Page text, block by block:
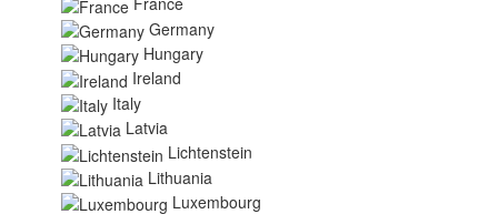
Germany
Hungary
Ireland
Italy
Latvia
Lichtenstein
Lithuania
Luxembourg